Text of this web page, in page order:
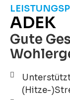
ADEK
Gute
(Hitze-